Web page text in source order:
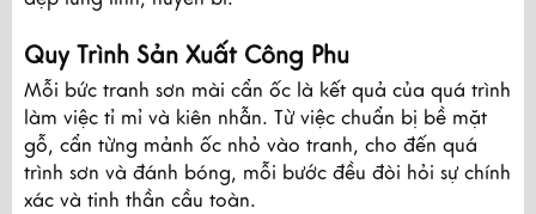
Quy Trình Sản Xuất Công Phu
Mỗi bức tranh sơn mài cẩn ốc là kết quả của quá trình
làm việc tỉ mỉ và kiên nhẫn. Từ việc chuẩn bị bề mặt
gỗ, cẩn từng mảnh ốc nhỏ vào tranh, cho đến quá
trình sơn và đánh bóng, mỗi bước đều đòi hỏi sự chính
xác và tinh thần cầu toàn.